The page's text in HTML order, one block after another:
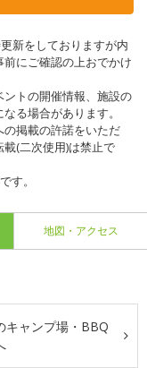
新をしておりますが内
にご確認の上おでかけ
トの開催情報、施設の
る場合があります。
掲載の許諾をいただ
(二次使用)は禁止で
す。
地図・アクセス
キャンプ場・BBQ